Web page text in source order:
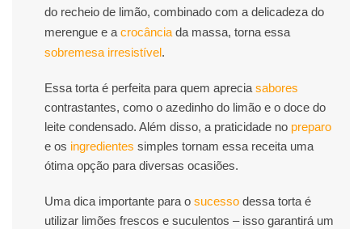
do recheio de limão, combinado com a delicadeza do
merengue e a crocância da massa, torna essa
sobremesa irresistível.
Essa torta é perfeita para quem aprecia sabores
contrastantes, como o azedinho do limão e o doce do
leite condensado. Além disso, a praticidade no preparo
e os ingredientes simples tornam essa receita uma
ótima opção para diversas ocasiões.
Uma dica importante para o sucesso dessa torta é
utilizar limões frescos e suculentos – isso garantirá um